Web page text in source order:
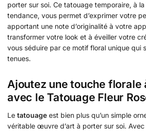
porter sur soi. Ce tatouage temporaire, à
tendance, vous permet d’exprimer votre
apportant une note d’originalité à votre
transformer votre look et à éveiller votre
vous séduire par ce motif floral unique qui
tenues.
Ajoutez une touche florale
avec le Tatouage Fleur
Le tatouage est bien plus qu’un simple
véritable œuvre d’art à porter sur soi. Avec